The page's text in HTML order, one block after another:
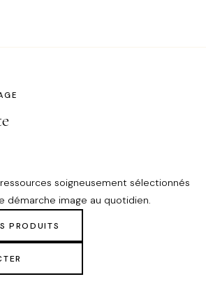
soigneusement sélectionnés
démarche image au quotidien.
PRODUITS